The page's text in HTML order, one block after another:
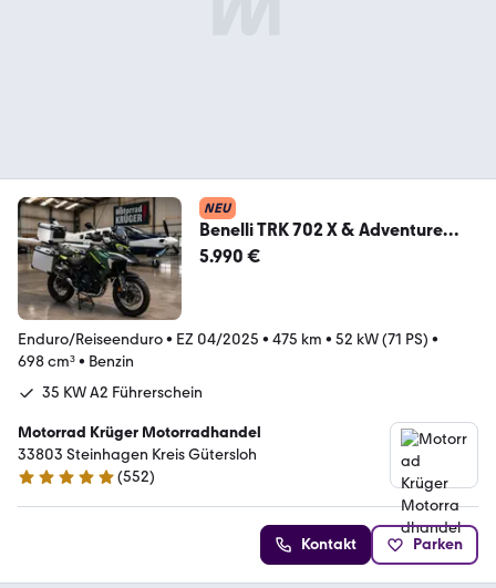
NEU
Benelli TRK 702 X & Adventure
Koffer 35 KW A2 tiefer
5.990 €
Enduro/Reiseenduro• EZ 04/2025 • 475 km • 52 kW (71 PS) •
698 cm³• Benzin
35 KW A2 Führerschein
Motorrad Krüger Motorradhandel
33803 Steinhagen Kreis Gütersloh
4.9 Sterne
(552)
Kontakt Parken